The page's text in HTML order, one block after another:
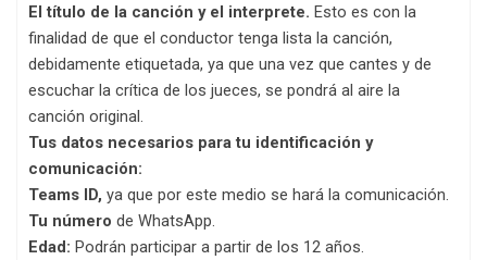
El título de la canción y el interprete. Esto es con la
finalidad de que el conductor tenga lista la canción,
debidamente etiquetada, ya que una vez que cantes y de
escuchar la crítica de los jueces, se pondrá al aire la
canción original.
Tus datos necesarios para tu identificación y
comunicación:
Teams ID, ya que por este medio se hará la comunicación.
Tu número de WhatsApp.
Edad: Podrán participar a partir de los 12 años.